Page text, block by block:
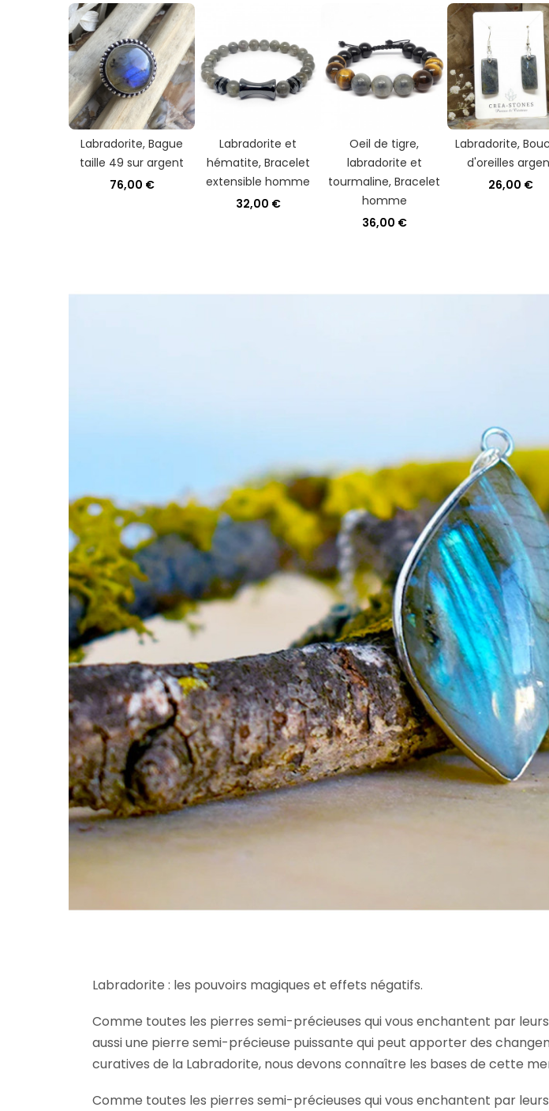
Labradorite, Bague
taille 49 sur argent
76,00 €
Labradorite et
hématite, Bracelet
extensible homme
32,00 €
Oeil de tigre,
labradorite et
tourmaline, Bracelet
homme
36,00 €
Labradorite,
d'oreilles
26,00 €
Labradorite : les pouvoirs magiques et effets négatifs.
Comme toutes les pierres semi-précieuses qui vous enchantent par
aussi une pierre semi-précieuse puissante qui peut apporter des
curatives de la Labradorite, nous devons connaître les bases de cette
Comme toutes les pierres semi-précieuses qui vous enchantent par